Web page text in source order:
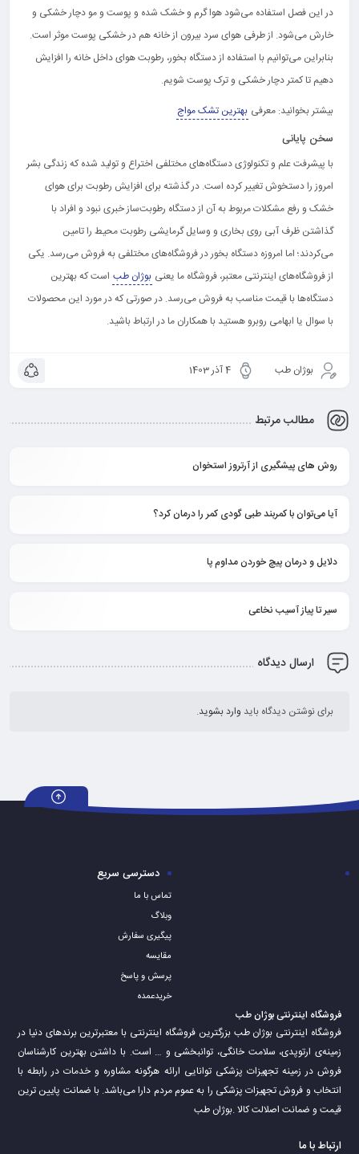
در این فصل استفاده می‌شود هوا گرم و خشک شده و پوست و مو دچار خشکی و
خارش می‌شود. از طرفی هوای سرد بیرون از خانه هم در خشکی پوست موثر است.
بنابراین می‌توانیم با استفاده از دستگاه بخور، رطوبت هوای داخل خانه را افزایش
دهیم تا کمتر دچار خشکی و ترک پوست شویم.
بیشتر بخوانید: معرفی بهترین تشک مواج
سخن پایانی
با پیشرفت علم و تکنولوژی دستگاه‌های مختلفی اختراع و تولید شده که زندگی بشر
امروز را دستخوش تغییر کرده است. در گذشته برای افزایش رطوبت برای هوای
خشک و رفع مشکلات مربوط به آن از دستگاه‌ رطوبت‌ساز خبری نبود و افراد با
گذاشتن ظرف آبی روی بخاری و وسایل گرمایشی رطوبت محیط را تامین
می‌کردند؛ اما امروزه دستگاه بخور در فروشگاه‌های مختلفی به فروش می‌رسد. یکی
از فروشگاه‌های اینترنتی معتبر، فروشگاه ما یعنی بوژان طب است که بهترین
دستگاه‌ها با قیمت مناسب به فروش می‌رسد. در صورتی که در مورد این محصولات
با سوال یا ابهامی روبرو هستید با همکاران ما در ارتباط باشید.
بوژان طب 4 آذر 1403
مطالب مرتبط
روش های پیشگیری از آرتروز استخوان
آیا می‌توان با کمربند طبی گودی کمر را درمان کرد؟
دلایل و درمان پیچ خوردن مداوم پا
سیر تا پیاز آسیب نخاعی
ارسال دیدگاه
برای نوشتن دیدگاه باید وارد بشوید.
دسترسی سریع
تماس با ما
وبلاگ
پیگیری سفارش
مقایسه
پرسش و پاسخ
خریدعمده
فروشگاه اینترنتی بوژان طب
فروشگاه اینترنتی بوژان طب بزرگترین فروشگاه اینترنتی با معتبرترین برندهای دنیا در
زمینه‌ی ارتوپدی، سلامت خانگی، توانبخشی و … است. با داشتن بهترین کارشناسان
فروش در زمینه تجهیزات پزشکی توانایی ارائه هرگونه مشاوره و خدمات در رابطه با
انتخاب و فروش تجهیزات پزشکی را به عموم مردم دارا می‌‌‌‌باشد. با ضمانت پایین ترین
قیمت و ضمانت اصلالت کالا .بوژان طب
ارتباط با ما